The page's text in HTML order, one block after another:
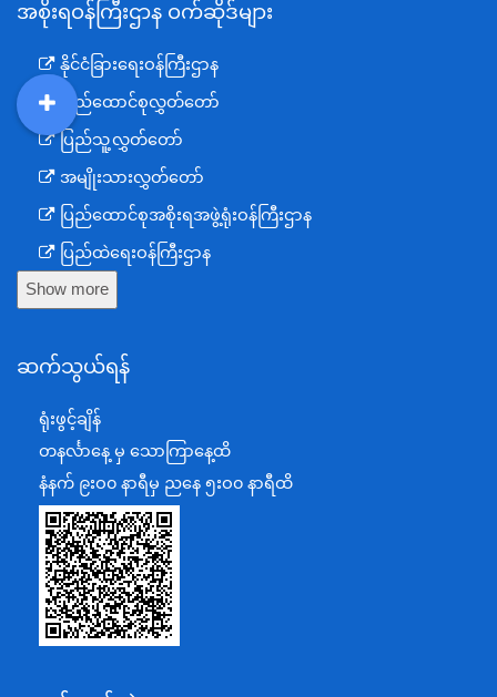
အစိုးရဝန်ကြီးဌာန ဝက်ဆိုဒ်များ
နိုင်ငံခြားရေးဝန်ကြီးဌာန
ပြည်ထောင်စုလွှတ်တော်
ပြည်သူ့လွှတ်တော်
အမျိုးသားလွှတ်တော်
ပြည်ထောင်စုအစိုးရအဖွဲ့ရုံးဝန်ကြီးဌာန
ပြည်ထဲရေးဝန်ကြီးဌာန
ကာကွယ်ရေးဝန်ကြီးဌာန
စီမံကိန်း၊ဘဏ္ဍာရေးနှင့်စက်မှုဝန်ကြီးဌာန
အပြည်ပြည်ဆိုင်ရာပူးပေါင်းဆောင်ရွက်ရေးဝန်ကြီးဌာန
ပြန်ကြားရေးဝန်ကြီးဌာန
သာသနာရေးနှင့် ယဉ်ကျေးမှုဝန်ကြီးဌာန
စိုက်ပျိုးရေး၊မွေးမြူရေးနှင့်ဆည်မြောင်းဝန်ကြီးဌာန
ပို့ဆောင်ရေးနှင့်ဆက်သွယ်ရေးဝန်ကြီးဌာန
သယံဇာတနှင့်ပတ်ဝန်းကျင်ထိန်းသိမ်းရေးဝန်ကြီးဌာန
Show more
ဆက်သွယ်ရန်
ရုံးဖွင့်ချိန်
တနင်္လာနေ့ မှ သောကြာနေ့ထိ
နံနက် ၉းဝ၀ နာရီမှ ညနေ ၅းဝ၀ နာရီထိ
DDM